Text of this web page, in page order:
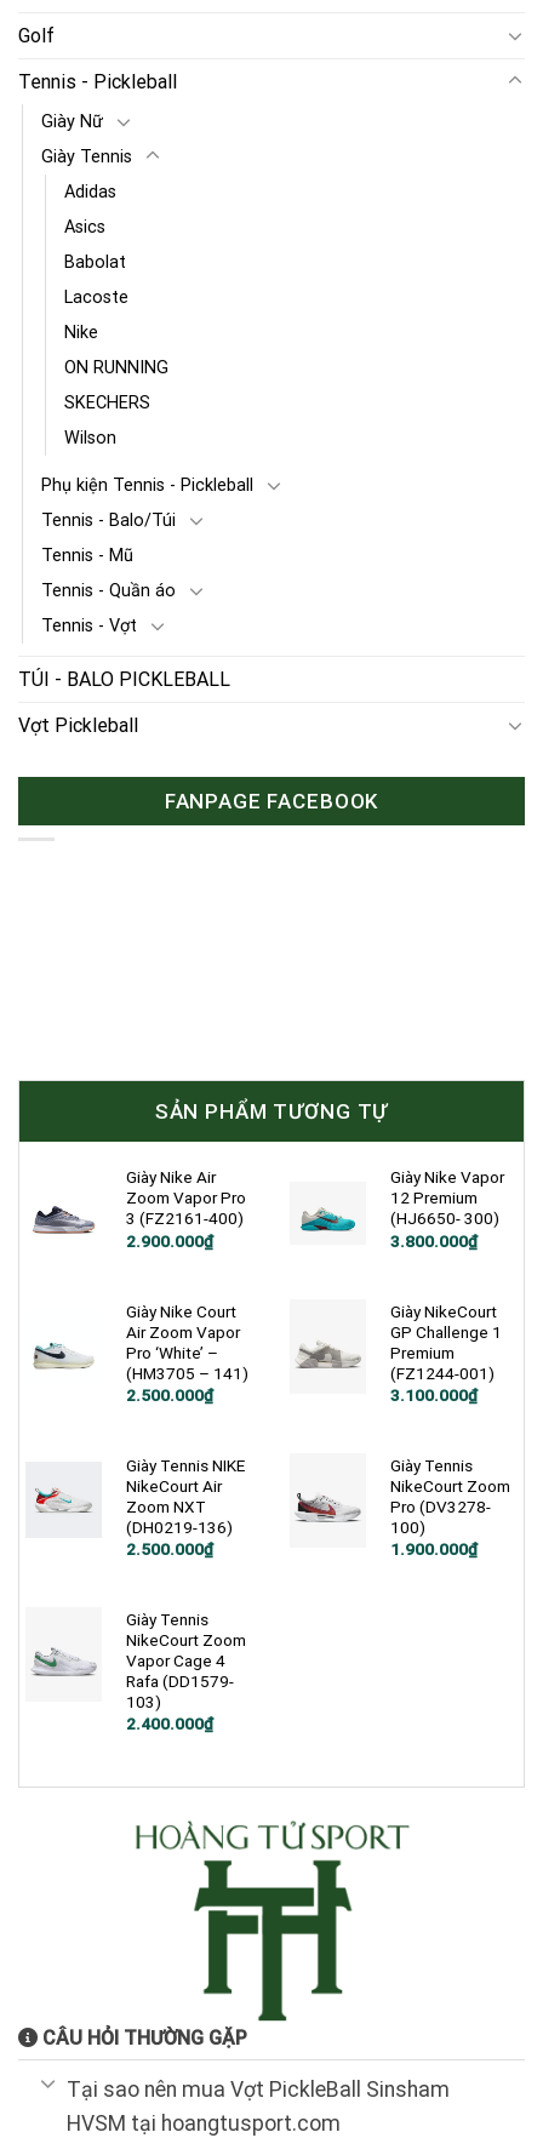
Golf
Tennis - Pickleball
Giày Nữ
Giày Tennis
Adidas
Asics
Babolat
Lacoste
Nike
ON RUNNING
SKECHERS
Wilson
Phụ kiện Tennis - Pickleball
Tennis - Balo/Túi
Tennis - Mũ
Tennis - Quần áo
Tennis - Vợt
TÚI - BALO PICKLEBALL
Vợt Pickleball
FANPAGE FACEBOOK
SẢN PHẨM TƯƠNG TỰ
Giày Nike Air
Zoom Vapor Pro
3 (FZ2161-400)
2.900.000₫
Giày Nike Vapor
12 Premium
(HJ6650- 300)
3.800.000₫
Giày Nike Court
Air Zoom Vapor
Pro ‘White’ –
(HM3705 – 141)
Giá
2.500.000₫
Giá
2.500.000₫.
Giày NikeCourt
GP Challenge 1
Premium
(FZ1244-001)
3.100.000₫
Giày Tennis NIKE
NikeCourt Air
Zoom NXT
(DH0219-136)
Giá
2.500.000₫
Giá
2.500.000₫.
Giày Tennis
NikeCourt Zoom
Pro (DV3278-
100)
Giá
1.900.000₫
Giá
Giày Tennis
NikeCourt Zoom
Vapor Cage 4
Rafa (DD1579-
103)
Giá
2.400.000₫
Giá
2.400.000₫.
CÂU HỎI THƯỜNG GẶP
Tại sao nên mua Vợt PickleBall Sinsham
HVSM tại hoangtusport.com